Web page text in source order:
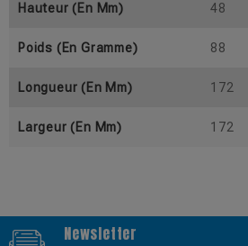
Hauteur (En Mm) 48
Poids (En Gramme) 88
Longueur (En Mm) 172
Largeur (En Mm) 172
Newsletter